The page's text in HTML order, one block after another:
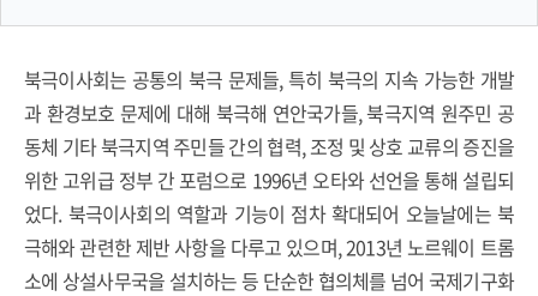
북극이사회는 공통의 북극 문제들, 특히 북극의 지속 가능한 개발
과 환경보호 문제에 대해 북극해 연안국가들, 북극지역 원주민 공
동체 기타 북극지역 주민들 간의 협력, 조정 및 상호 교류의 증진을
위한 고위급 정부 간 포럼으로 1996년 오타와 선언을 통해 설립되
었다. 북극이사회의 역할과 기능이 점차 확대되어 오늘날에는 북
극해와 관련한 제반 사항을 다루고 있으며, 2013년 노르웨이 트롬
소에 상설사무국을 설치하는 등 단순한 협의체를 넘어 국제기구화